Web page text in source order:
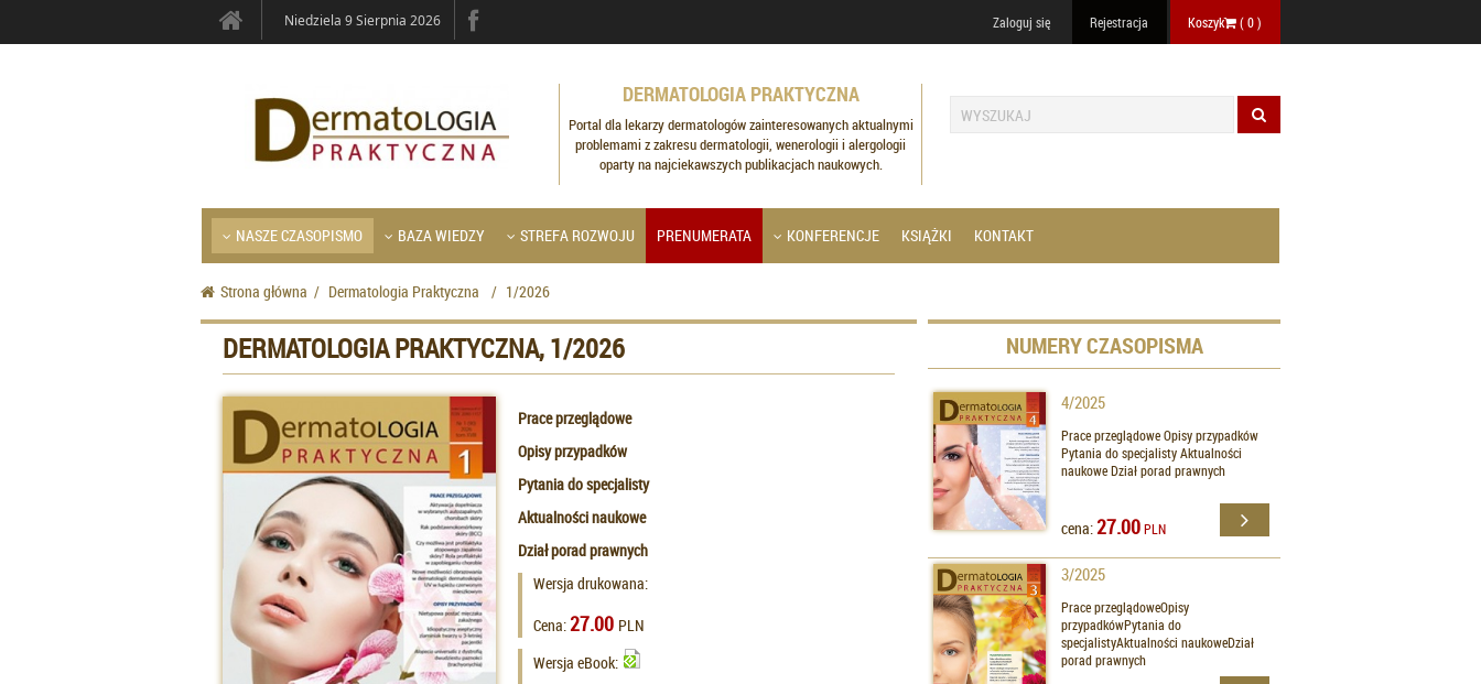
Niedziela 9 Sierpnia 2026 Zaloguj się Rejestracja Koszyk (0)
DERMATOLOGIA PRAKTYCZNA
Portal dla lekarzy dermatologów zainteresowanych aktualnymi
problemami z zakresu dermatologii, wenerologii i alergologii
oparty na najciekawszych publikacjach naukowych.
NASZE CZASOPISMO BAZA WIEDZY STREFA ROZWOJU PRENUMERATA KONFERENCJE KSIĄŻKI KONTAKT
Strona główna / Dermatologia Praktyczna / 1/2026
DERMATOLOGIA PRAKTYCZNA, 1/2026
Prace przeglądowe
Opisy przypadków
Pytania do specjalisty
Aktualności naukowe
Dział porad prawnych
Wersja drukowana:
Cena:27.00 PLN
Wersja eBook:
NUMERY CZASOPISMA
4/2025
Prace przeglądowe Opisy przypadków
Pytania do specjalisty Aktualności
naukowe Dział porad prawnych
cena:27.00PLN
3/2025
Prace przeglądoweOpisy
przypadkówPytania do
specjalistyAktualności naukoweDział
porad prawnych